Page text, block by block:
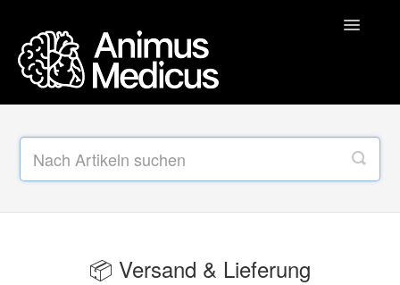
Toggle
📦 Versand & Lieferung
📬 Bestellung & Änderungen
📦 Versand & Lieferung